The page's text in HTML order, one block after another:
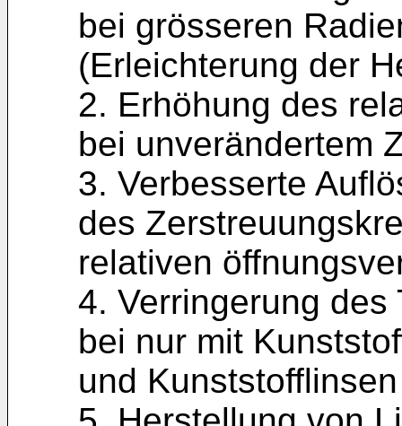
bei grösseren
(Erleichterung der
2. Erhöhung des
bei unverändertem
3. Verbesserte
des
relativen
4. Verringerung des
bei nur mit
und